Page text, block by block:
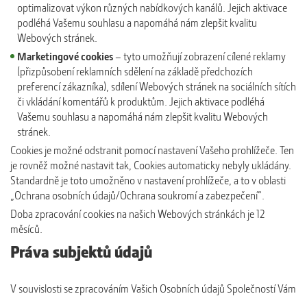
optimalizovat výkon různých nabídkových kanálů. Jejich aktivace
podléhá Vašemu souhlasu a napomáhá nám zlepšit kvalitu
Webových stránek.
Marketingové cookies – tyto umožňují zobrazení cílené reklamy
(přizpůsobení reklamních sdělení na základě předchozích
preferencí zákazníka), sdílení Webových stránek na sociálních sítích
či vkládání komentářů k produktům. Jejich aktivace podléhá
Vašemu souhlasu a napomáhá nám zlepšit kvalitu Webových
stránek.
Cookies je možné odstranit pomocí nastavení Vašeho prohlížeče. Ten
je rovněž možné nastavit tak, Cookies automaticky nebyly ukládány.
Standardně je toto umožněno v nastavení prohlížeče, a to v oblasti
„Ochrana osobních údajů/Ochrana soukromí a zabezpečení“.
Doba zpracování cookies na našich Webových stránkách je 12
měsíců.
Práva subjektů údajů
V souvislosti se zpracováním Vašich Osobních údajů Společností Vám